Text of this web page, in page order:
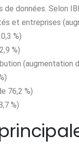
données. Selon
et entreprises
%)
%)
(augmentation
76,2 %)
%)